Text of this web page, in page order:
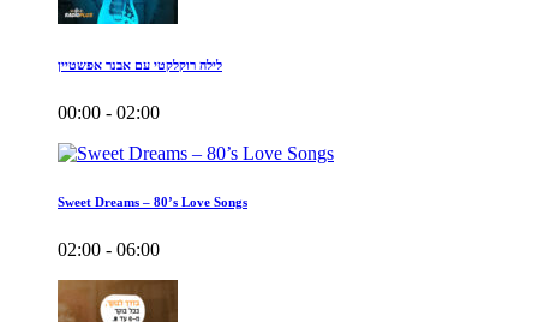
לילה רוקלקטי עם אבנר אפשטיין
00:00 - 02:00
Sweet Dreams – 80’s Love Songs
02:00 - 06:00